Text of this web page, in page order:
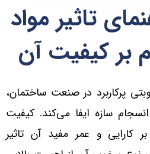
راهنمای تاثیر مواد
بر کیفیت آن
پرکاربرد در صنعت ساختمان،
سازه ایفا می‌کند. کیفیت
کارایی و عمر مفید آن تاثیر